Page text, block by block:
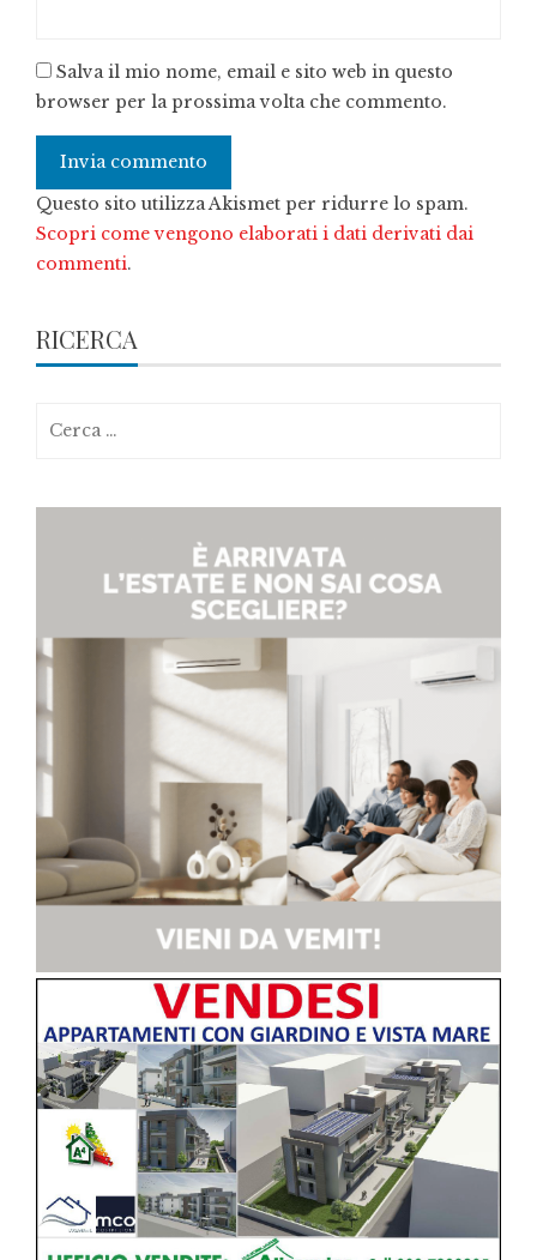
Salva il mio nome, email e sito web in questo
browser per la prossima volta che commento.
Questo sito utilizza Akismet per ridurre lo spam.
Scopri come vengono elaborati i dati derivati dai
commenti.
RICERCA